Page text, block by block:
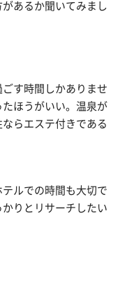
あるか聞いてみまし
ごす時間しかありませ
ほうがいい。温泉が
らエステ付きである
ルでの時間も大切で
りとリサーチしたい